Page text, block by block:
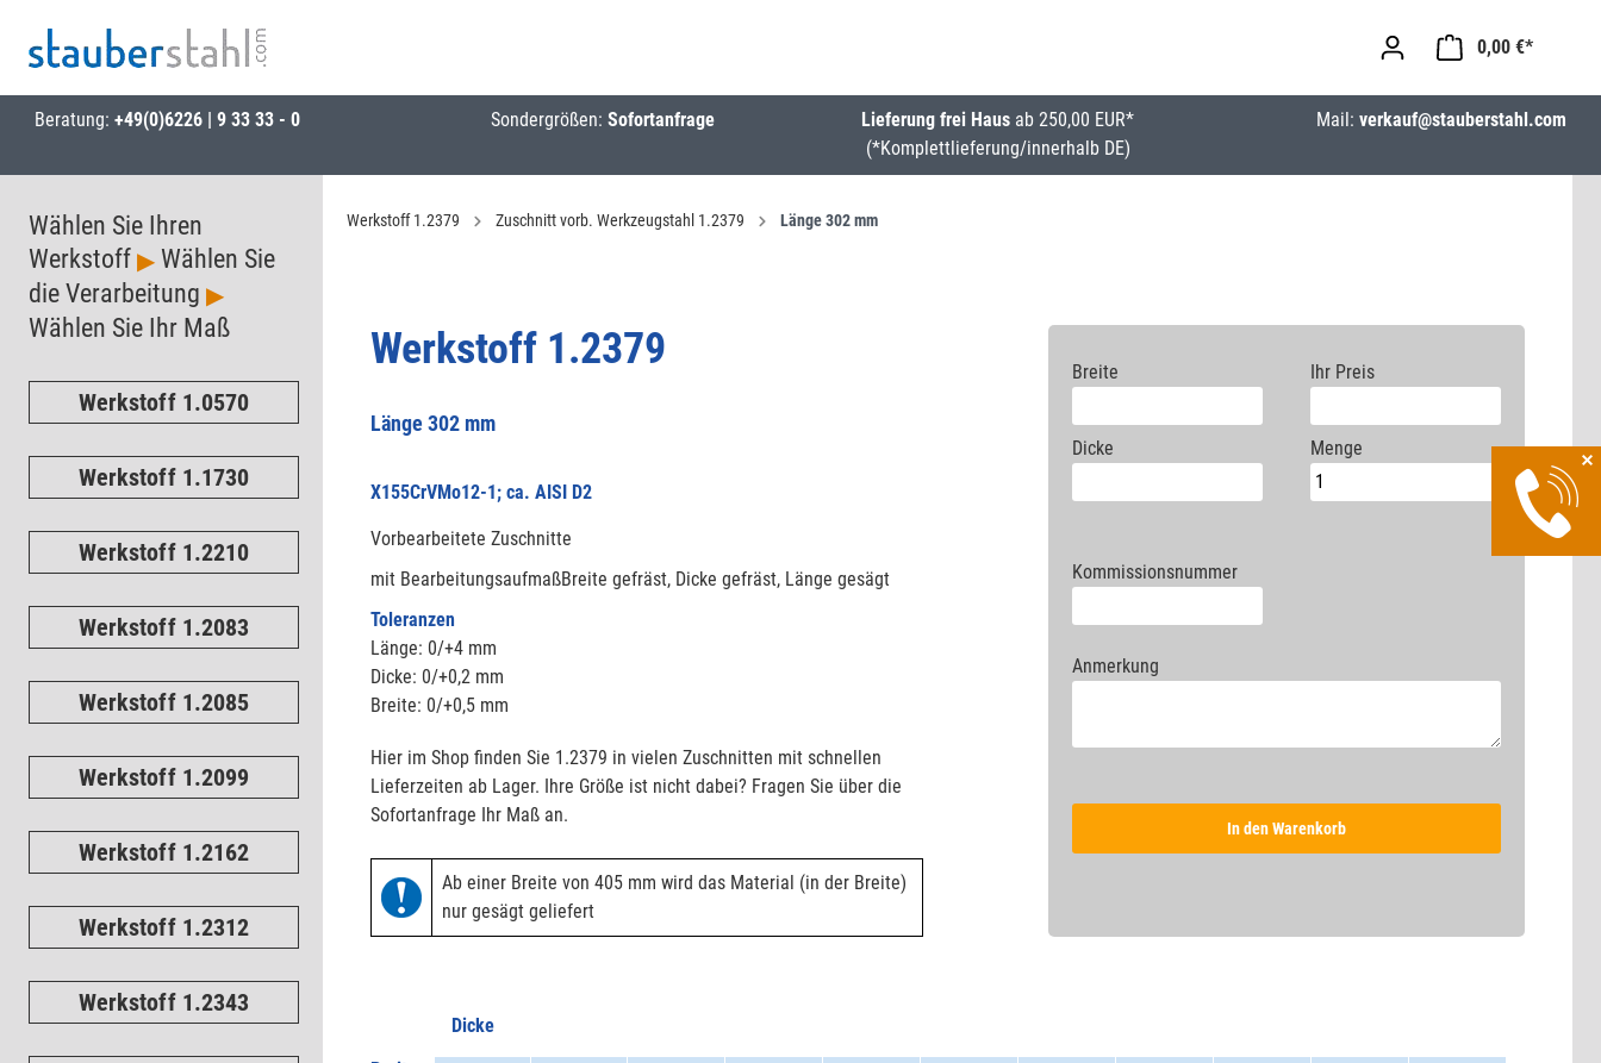
0,00 €*
Beratung: +49(0)6226 | 9 33 33 - 0 Sondergrößen:Sofortanfrage Lieferung frei Haus ab 250,00 EUR*
(*Komplettlieferung/innerhalb DE)
Mail: verkauf@stauberstahl.com
Wählen Sie Ihren
Werkstoff ▶ Wählen Sie
die Verarbeitung ▶
Wählen Sie Ihr Maß
Werkstoff 1.0570
Werkstoff 1.1730
Werkstoff 1.2210
Werkstoff 1.2083
Werkstoff 1.2085
Werkstoff 1.2099
Werkstoff 1.2162
Werkstoff 1.2312
Werkstoff 1.2343
Werkstoff 1.2379 Zuschnitt vorb. Werkzeugstahl 1.2379 Länge 302 mm
Werkstoff 1.2379
Länge 302 mm
X155CrVMo12-1; ca. AISI D2
Vorbearbeitete Zuschnitte
mit BearbeitungsaufmaßBreite gefräst, Dicke gefräst, Länge gesägt
Toleranzen
Länge: 0/+4 mm
Dicke: 0/+0,2 mm
Breite: 0/+0,5 mm
Hier im Shop finden Sie 1.2379 in vielen Zuschnitten mit schnellen
Lieferzeiten ab Lager. Ihre Größe ist nicht dabei? Fragen Sie über die
Sofortanfrage Ihr Maß an.
Ab einer Breite von 405 mm wird das Material (in der Breite)
nur gesägt geliefert
Breite
Dicke
Ihr Preis
Menge
Kommissionsnummer
Anmerkung
In den Warenkorb
Dicke